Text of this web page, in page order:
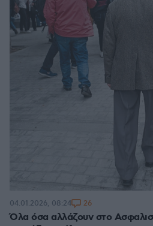
Όλα όσα αλλάζουν στο
04.01.2026, 08:24 26